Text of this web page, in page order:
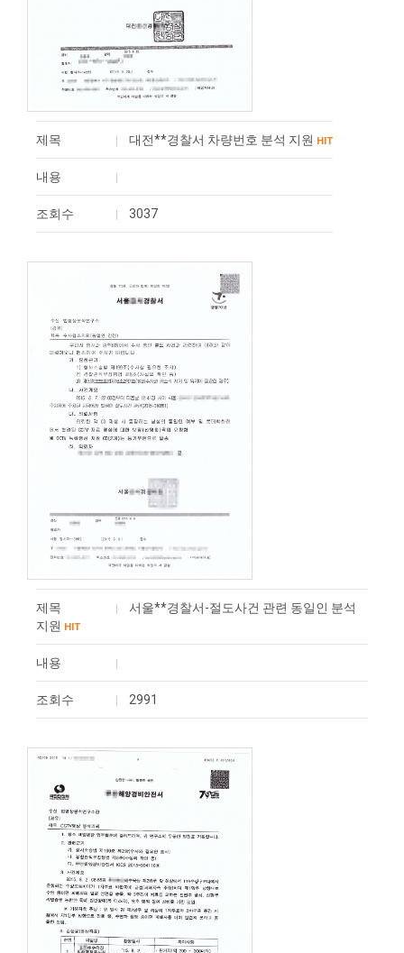
제목 대전**경찰서 차량번호 분석 지원 HIT
내용
조회수 3037
제목
서울**경찰서-절도사건 관련 동일인 분석
지원 HIT
내용
조회수 2991